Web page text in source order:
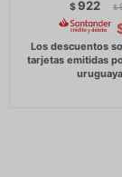
$922 $